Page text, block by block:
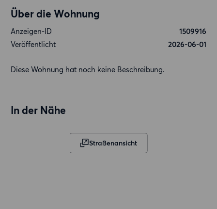
Über die Wohnung
Anzeigen-ID
1509916
Veröffentlicht
2026-06-01
Diese Wohnung hat noch keine Beschreibung.
In der Nähe
Straßenansicht